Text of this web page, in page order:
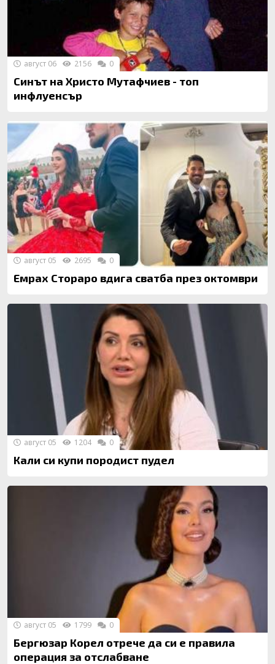
Синът на Христо Мутафчиев - топ
инфлуенсър
август 06 2156 0
Емрах Стораро вдига сватба през октомври
август 05 2695 0
Кали си купи породист пудел
август 05 1204 0
Бергюзар Корел отрече да си е правила
операция за отслабване
август 05 1799 0